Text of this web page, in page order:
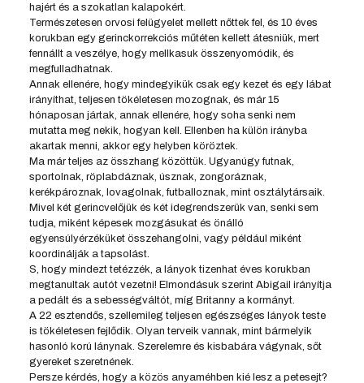
hajért és a szokatlan kalapokért.
Természetesen orvosi felügyelet mellett nőttek fel, és 10 éves
korukban egy gerinckorrekciós műtéten kellett átesniük, mert
fennállt a veszélye, hogy mellkasuk összenyomódik, és
megfulladhatnak.
Annak ellenére, hogy mindegyikük csak egy kezet és egy lábat
irányíthat, teljesen tökéletesen mozognak, és már 15
hónaposan jártak, annak ellenére, hogy soha senki nem
mutatta meg nekik, hogyan kell. Ellenben ha külön irányba
akartak menni, akkor egy helyben köröztek.
Ma már teljes az összhang közöttük. Ugyanúgy futnak,
sportolnak, röplabdáznak, úsznak, zongoráznak,
kerékpároznak, lovagolnak, futballoznak, mint osztálytársaik.
Mivel két gerincvelőjük és két idegrendszerük van, senki sem
tudja, miként képesek mozgásukat és önálló
egyensúlyérzéküket összehangolni, vagy például miként
koordinálják a tapsolást.
S, hogy mindezt tetézzék, a lányok tizenhat éves korukban
megtanultak autót vezetni! Elmondásuk szerint Abigail irányítja
a pedált és a sebességváltót, míg Britanny a kormányt.
A 22 esztendős, szellemileg teljesen egészséges lányok teste
is tökéletesen fejlődik. Olyan terveik vannak, mint bármelyik
hasonló korú lánynak. Szerelemre és kisbabára vágynak, sőt
gyereket szeretnének.
Persze kérdés, hogy a közös anyaméhben kié lesz a petesejt?